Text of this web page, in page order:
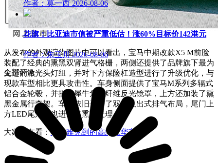
从发布的外观渲染图片中可以看出，宝马中期改款X5 M前脸
装配了经典的熏黑双肾进气格栅，两侧还提供了品牌旗下最为
先进的激光头灯组，并对下方保险杠造型进行了升级优化，与
现款车型相比更具攻击性。车身侧面提供了宝马M系列多辐式
铝合金轮毂，并提供犀牛角碳纤维反光镜罩，上方还加装了熏
黑金属行李架。车尾依旧选用了双边双出式排气布局，尾门上
方LED尾灯组也进行了熏黑处理。
大家都在看：平时难见到的高端豪华车
作者：莫一西 2026-08-06
花旗：比亚迪市值被严重低估！涨60%目标价142港元
作者：朱玉川 2026-08-06
全部评论